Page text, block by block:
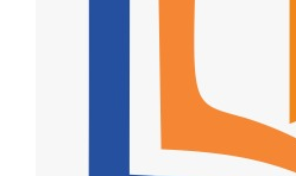
Al Quran Customize
Apa itu Wisata Quran?
Apa itu Pelatihan Quran?
Trainer Syaamil Quran